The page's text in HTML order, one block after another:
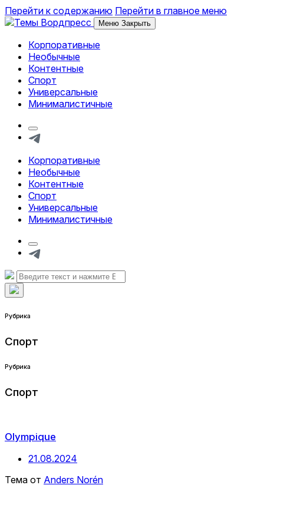
Перейти к содержанию Перейти в главное меню
Меню Закрыть
Обзор тем и шаблонов Вордпресс
Корпоративные
Необычные
Контентные
Спорт
Универсальные
Минималистичные
Кнопка
формы
Обзор тем и шаблонов Вордпресс
Корпоративные
Необычные
Контентные
Спорт
Универсальные
Минималистичные
Кнопка
формы
Искать:
Поиск
Скрыть
поиска
Рубрика
Спорт
Рубрика
Спорт
Olympique
Дата
21.08.2024
Тема от Anders Norén